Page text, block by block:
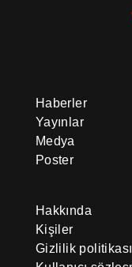
Haberler
Yayınlar
Medya
Poster
Hakkında
Kişiler
Gizlilik politikası